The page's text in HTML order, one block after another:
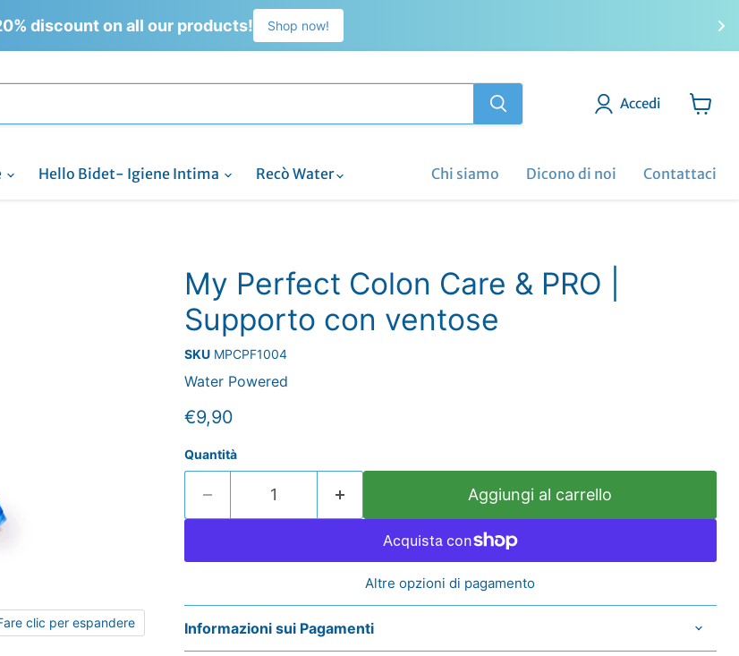
discount on all our products! Shop now!
Accedi
Hello Bidet- Igiene Intima Recò Water Chi siamo Dicono di noi Contattaci
clic per espandere
My Perfect Colon Care & PRO |
Supporto con ventose
SKU MPCPF1004
Water Powered
Prezzo attuale
€9,90
Quantità
Aggiungi al carrello
Altre opzioni di pagamento
Informazioni sui Pagamenti